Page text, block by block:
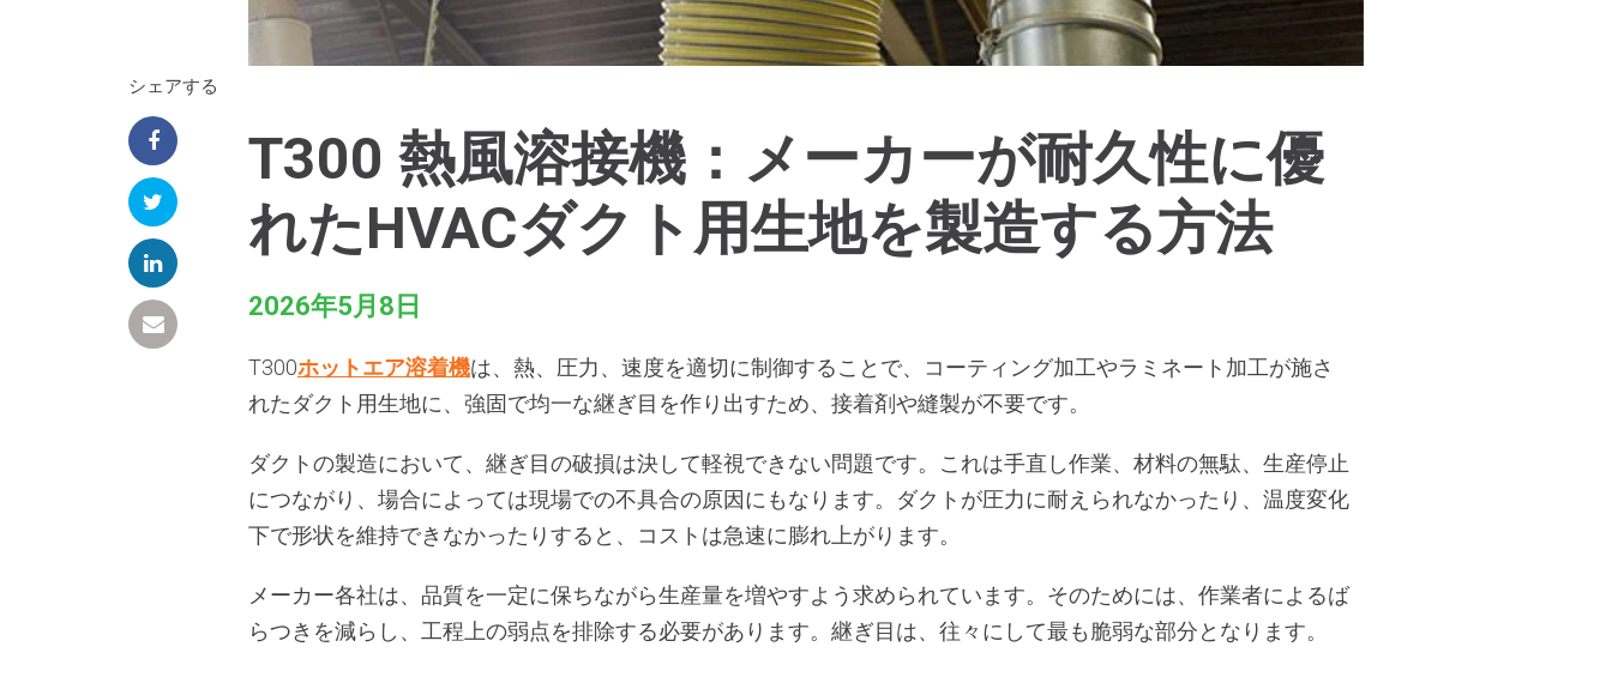
T300 熱風溶接機：メーカーが耐久性に優
れたHVACダクト用生地を製造する方法
2026年5月8日
シェアする
T300ホットエア溶着機は、熱、圧力、速度を適切に制御することで、コーティング加工やラミネート加工が施さ
れたダクト用生地に、強固で均一な継ぎ目を作り出すため、接着剤や縫製が不要です。
ダクトの製造において、継ぎ目の破損は決して軽視できない問題です。これは手直し作業、材料の無駄、生産停止
につながり、場合によっては現場での不具合の原因にもなります。ダクトが圧力に耐えられなかったり、温度変化
下で形状を維持できなかったりすると、コストは急速に膨れ上がります。
メーカー各社は、品質を一定に保ちながら生産量を増やすよう求められています。そのためには、作業者によるば
らつきを減らし、工程上の弱点を排除する必要があります。継ぎ目は、往々にして最も脆弱な部分となります。